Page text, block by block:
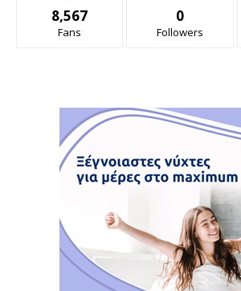
8,567
Fans
0
Followers